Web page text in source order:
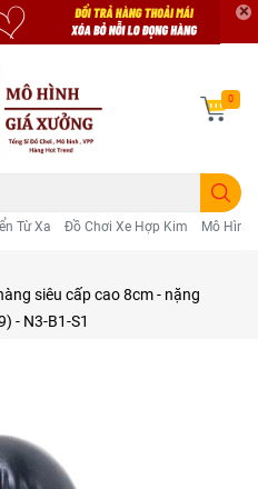
Từ Xa Đồ Chơi Xe Hợp Kim Mô Hình
0
siêu cấp cao 8cm - nặng
- N3-B1-S1